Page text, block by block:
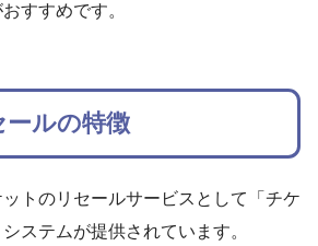
すすめです。
ールの特徴
トのリセールサービスとして「チケ
ステムが提供されています。